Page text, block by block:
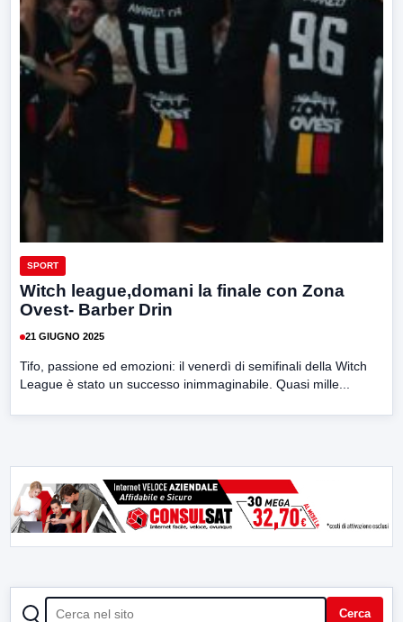
SPORT
Witch league,domani la finale con Zona
Ovest- Barber Drin
21 GIUGNO 2025
Tifo, passione ed emozioni: il venerdì di semifinali della Witch
League è stato un successo inimmaginabile. Quasi mille...
CERCA Cerca